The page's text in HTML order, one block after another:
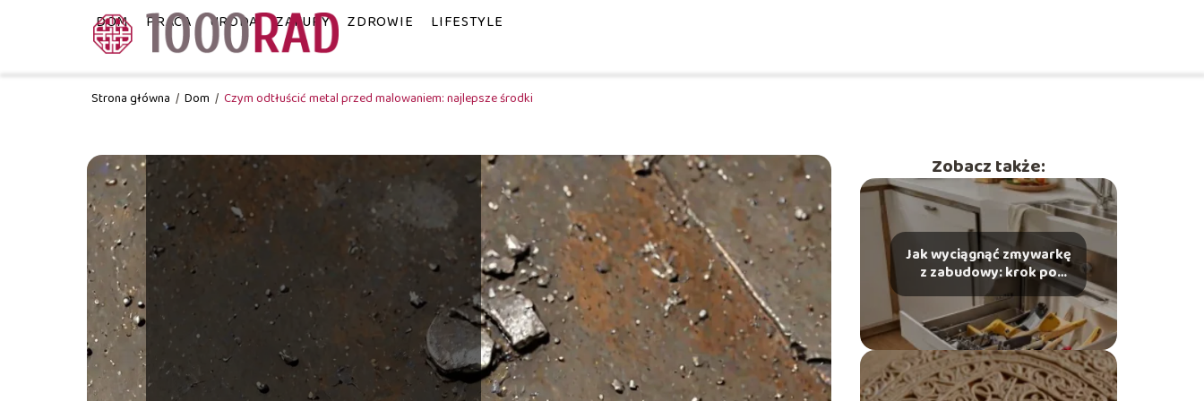
DOM PRACA URODA ZAKUPY ZDROWIE LIFESTYLE
Strona główna / Dom / Czym odtłuścić metal przed malowaniem: najlepsze środki
Zobacz także:
Jak wyciągnąć zmywarkę
z zabudowy: krok po
kroku